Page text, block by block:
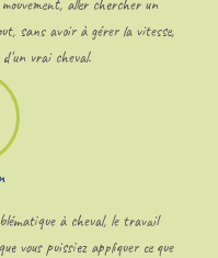
aller chercher un
sans avoir à gérer la vitesse,
vrai cheval.
à cheval, le travail
vous puissiez appliquer ce que